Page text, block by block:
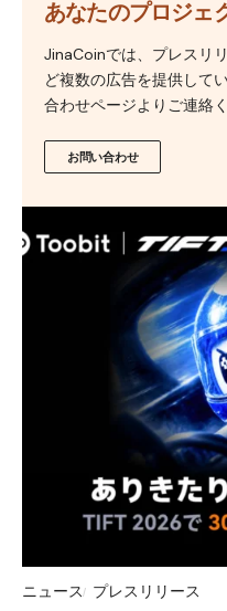
あなたのプロジェ
JinaCoinでは、プレスリ
ど複数の広告を提供して
合わせページよりご連絡く
お問い合わせ
ニュース プレスリリース